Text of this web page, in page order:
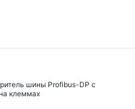
шины Profibus-DP с
клеммах